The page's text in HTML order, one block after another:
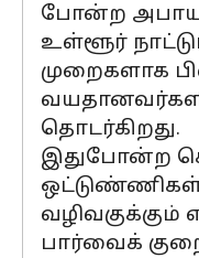
போன்ற
உள்ளூர்
முறைகளாக
தொடர்கிறது.
இதுபோன்ற
ஒட்டுண்ணிகள்
பார்வைக்